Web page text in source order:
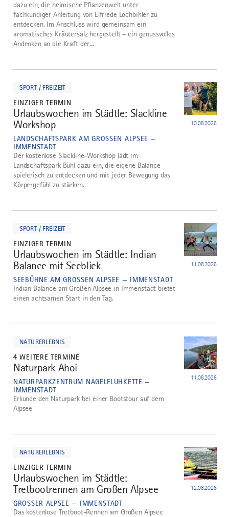
dazu ein, die heimische Pflanzenwelt unter
fachkundiger Anleitung von Elfriede Lochbihler zu
entdecken. Im Anschluss wird gemeinsam ein
aromatisches Kräutersalz hergestellt – ein genussvolles
Andenken an die Kraft der...
SPORT / FREIZEIT
EINZIGER TERMIN
2
Urlaubswochen im Städtle: Slackline
Workshop
LANDSCHAFTSPARK AM GROSSEN ALPSEE — I
MMENSTADT
10.08.2026
Der kostenlose Slackline-Workshop lädt im
Landschaftspark Bühl dazu ein, die eigene Balance
spielerisch zu entdecken und mit jeder Bewegung das
Körpergefühl zu stärken.
SPORT / FREIZEIT
EINZIGER TERMIN
3
Urlaubswochen im Städtle: Indian
Balance mit Seeblick
SEEBÜHNE AM GROSSEN ALPSEE — IMMENSTADT
11.08.2026
Indian Balance am Großen Alpsee in Immenstadt bietet
einen achtsamen Start in den Tag.
NATURERLEBNIS
4 WEITERE TERMINE
4
Naturpark Ahoi
NATURPARKZENTRUM NAGELFLUHKETTE —
IMMENSTADT
11.08.2026
Erkunde den Naturpark bei einer Bootstour auf dem
Alpsee
NATURERLEBNIS
EINZIGER TERMIN
5
Urlaubswochen im Städtle:
Tretbootrennen am Großen Alpsee
GROSSER ALPSEE — IMMENSTADT
12.08.2026
Das kostenlose Tretboot-Rennen am Großen Alpsee